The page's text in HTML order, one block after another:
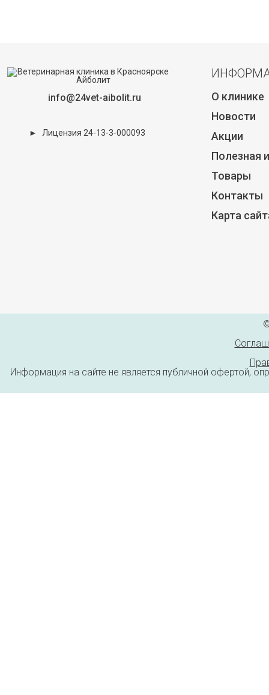
info@24vet-aibolit.ru
► Лицензия 24-13-3-000093
О клинике
Новости
Акции
Полезная
Товары
Контакты
Карта
Информация на сайте не является публичной офертой,